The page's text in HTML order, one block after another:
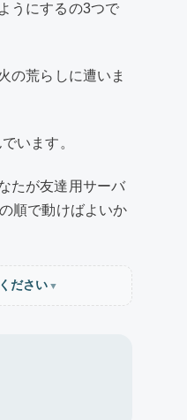
うにするの3つで
の荒らしに遭いま
います。
たが友達用サーバ
順で動けばよいか
ださい ▼